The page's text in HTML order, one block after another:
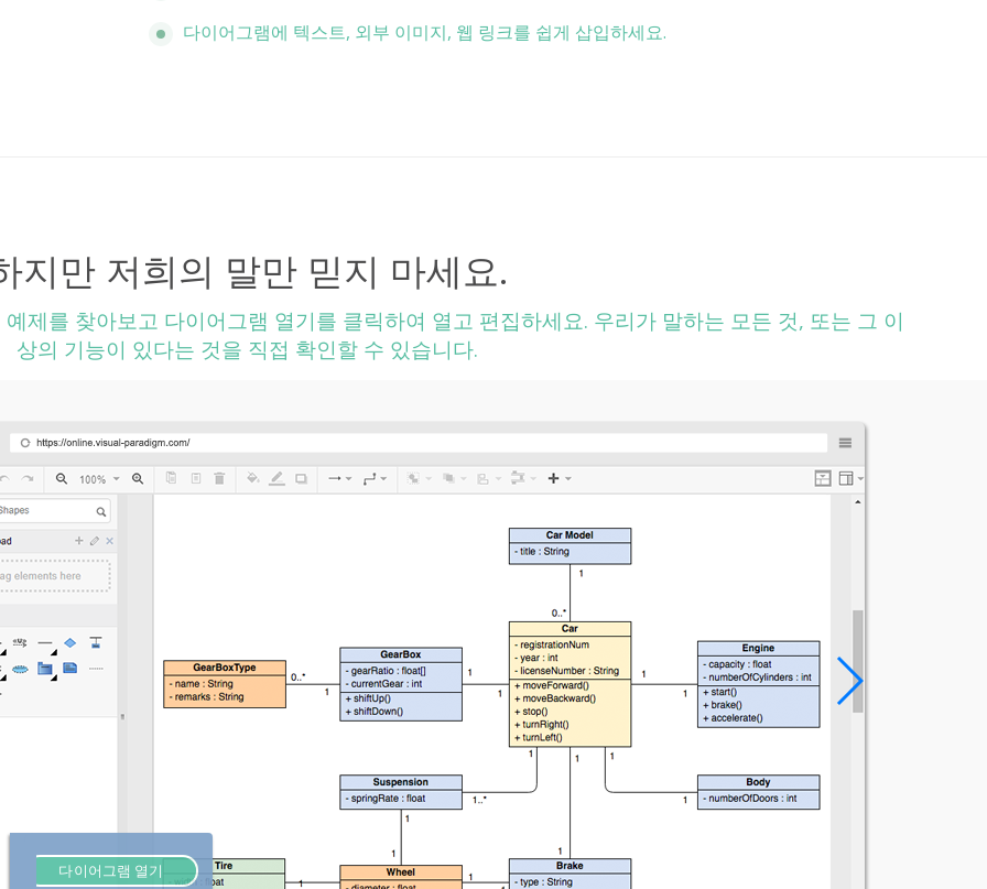
다이어그램에 텍스트, 외부 이미지, 웹 링크를 쉽게 삽입하세요.
지만 저희의 말만 믿지 마세요.
제를 찾아보고 다이어그램 열기를 클릭하여 열고 편집하세요. 우리가 말하는 모든 것, 또는 그 이
상의 기능이 있다는 것을 직접 확인할 수 있습니다.
다이어그램 열기